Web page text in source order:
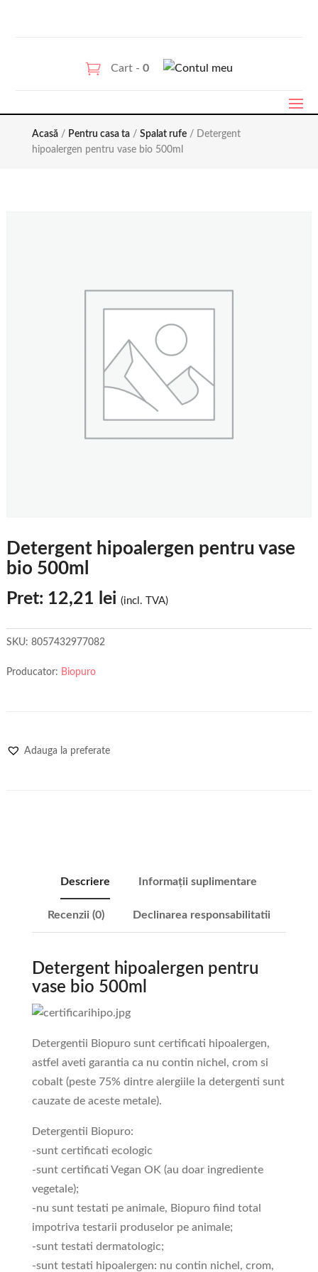
Cart - 0
Acasă/ Pentru casa ta/ Spalat rufe/ Detergent
hipoalergen pentru vase bio 500ml
Detergent hipoalergen pentru vase
bio 500ml
Pret: 12,21 lei (incl. TVA)
SKU: 8057432977082
Producator: Biopuro
Adauga la preferate
Descriere Informații suplimentare
Recenzii (0) Declinarea responsabilitatii
Detergent hipoalergen pentru
vase bio 500ml
Detergentii Biopuro sunt certificati hipoalergen,
astfel aveti garantia ca nu contin nichel, crom si
cobalt (peste 75% dintre alergiile la detergenti sunt
cauzate de aceste metale).
Detergentii Biopuro:
-sunt certificati ecologic
-sunt certificati Vegan OK (au doar ingrediente
vegetale);
-nu sunt testati pe animale, Biopuro fiind total
impotriva testarii produselor pe animale;
-sunt testati dermatologic;
-sunt testati hipoalergen: nu contin nichel, crom,